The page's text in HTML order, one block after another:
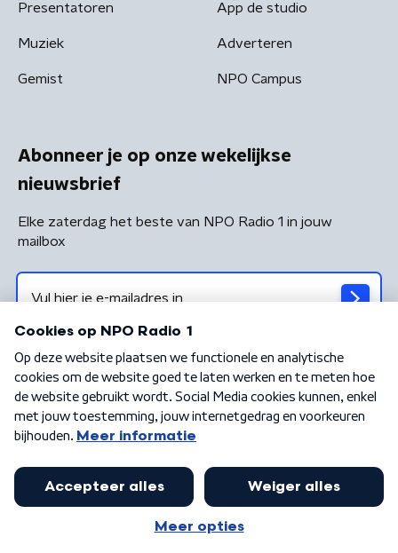
Presentatoren
Muziek
Gemist
App de studio
Adverteren
NPO Campus
Abonneer je op onze wekelijkse
nieuwsbrief
Elke zaterdag het beste van NPO Radio 1 in jouw
mailbox
Algemene voorwaarden